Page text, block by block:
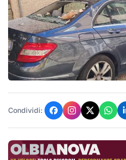
Condividi: